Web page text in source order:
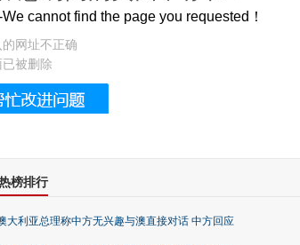
这个3.2米的长卷，还原了600岁的紫禁城
cannot find the page you requested！
网址不正确
被删除
榜排行
大利亚总理称中方无兴趣与澳直接对话 中方回应